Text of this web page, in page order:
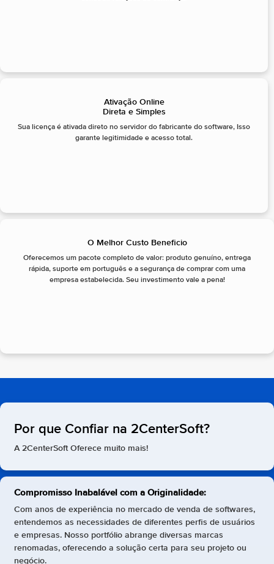
Ativação Online
Direta e Simples
Sua licença é ativada direto no servidor do fabricante do software, Isso
garante legitimidade e acesso total.
O Melhor Custo Beneficio
Oferecemos um pacote completo de valor: produto genuíno, entrega
rápida, suporte em português e a segurança de comprar com uma
empresa estabelecida. Seu investimento vale a pena!
Por que Confiar na 2CenterSoft?
A 2CenterSoft Oferece muito mais!
Compromisso Inabalável com a Originalidade:
Com anos de experiência no mercado de venda de softwares,
entendemos as necessidades de diferentes perfis de usuários
e empresas. Nosso portfólio abrange diversas marcas
renomadas, oferecendo a solução certa para seu projeto ou
negócio.